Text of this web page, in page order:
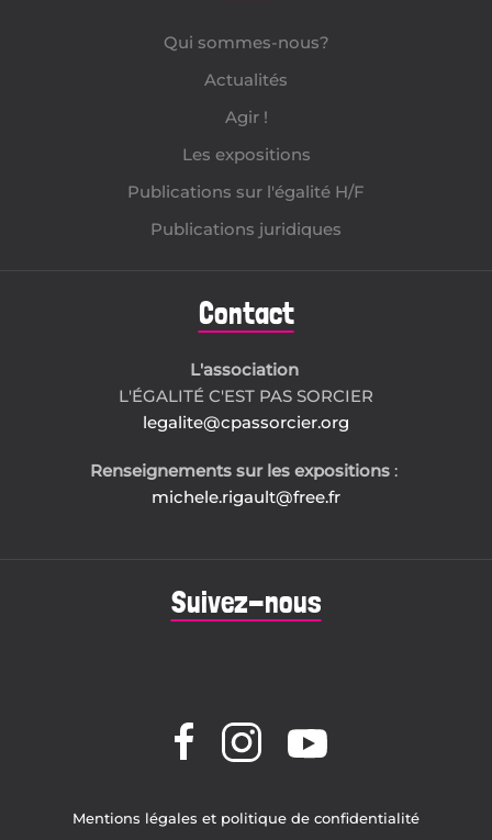
Qui sommes-nous?
Actualités
Agir !
Les expositions
Publications sur l'égalité H/F
Publications juridiques
Contact
L'association
L'ÉGALITÉ C'EST PAS SORCIER
legalite@cpassorcier.org
Renseignements sur les expositions :
michele.rigault@free.fr
Suivez-nous
Mentions légales et politique de confidentialité